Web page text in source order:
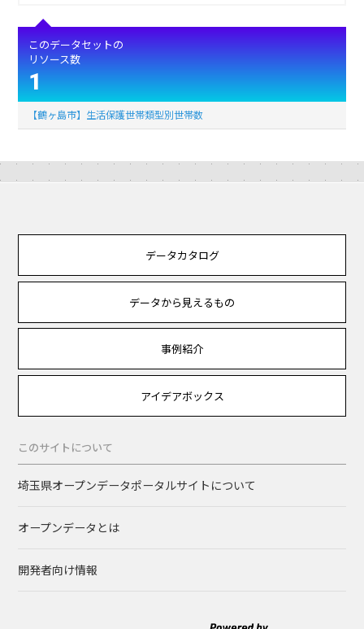
このデータセットの
リソース数
1
【鶴ヶ島市】生活保護世帯類型別世帯数
データカタログ
データから見えるもの
事例紹介
アイデアボックス
このサイトについて
埼玉県オープンデータポータルサイトについて
オープンデータとは
開発者向け情報